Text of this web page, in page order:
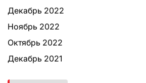
Декабрь 2022
Ноябрь 2022
Октябрь 2022
Декабрь 2021